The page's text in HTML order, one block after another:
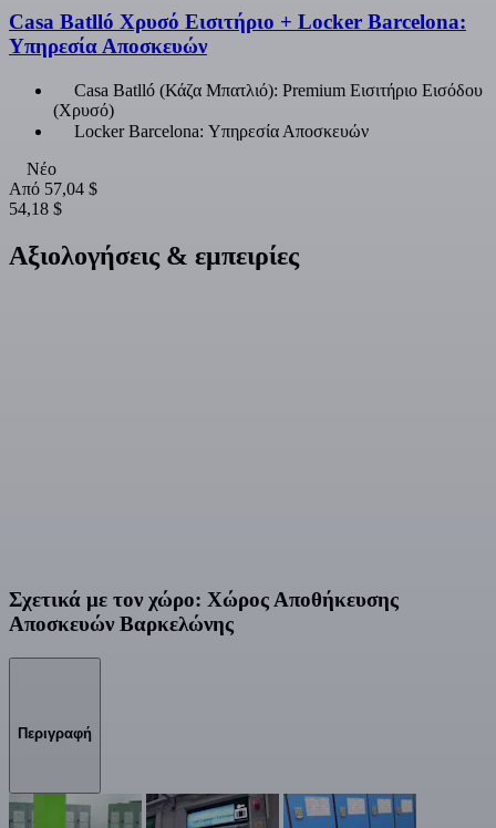
Casa Batlló Χρυσό Εισιτήριο + Locker Barcelona:
Υπηρεσία Αποσκευών
Casa Batlló (Κάζα Μπατλιό): Premium Εισιτήριο Εισόδου
(Χρυσό)
Locker Barcelona: Υπηρεσία Αποσκευών
Νέο
Από 57,04 $
54,18 $
Αξιολογήσεις & εμπειρίες
Σχετικά με τον χώρο: Χώρος Αποθήκευσης
Αποσκευών Βαρκελώνης
Περιγραφή